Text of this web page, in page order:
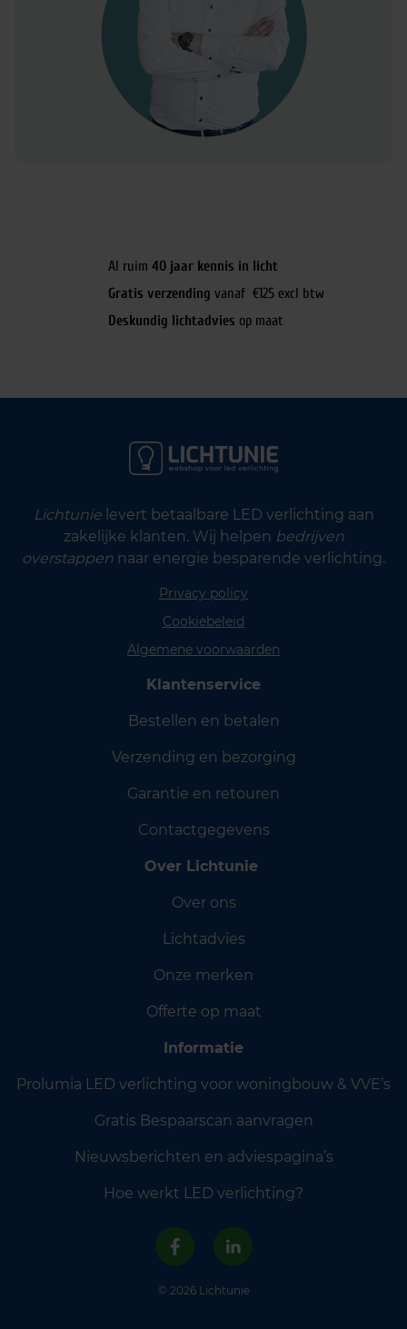
Al ruim 40 jaar kennis in licht
Gratis verzending vanaf €125 excl btw
Deskundig lichtadvies op maat
Lichtunielevert betaalbare LED verlichting aan
zakelijke klanten. Wij helpen bedrijven
overstappen naar energie besparende verlichting.
Privacy policy
Cookiebeleid
Algemene voorwaarden
Klantenservice
Bestellen en betalen
Verzending en bezorging
Garantie en retouren
Contactgegevens
Over Lichtunie
Over ons
Lichtadvies
Onze merken
Offerte op maat
Informatie
Prolumia LED verlichting voor woningbouw & VVE’s
Gratis Bespaarscan aanvragen
Nieuwsberichten en adviespagina’s
Hoe werkt LED verlichting?
© 2026 Lichtunie